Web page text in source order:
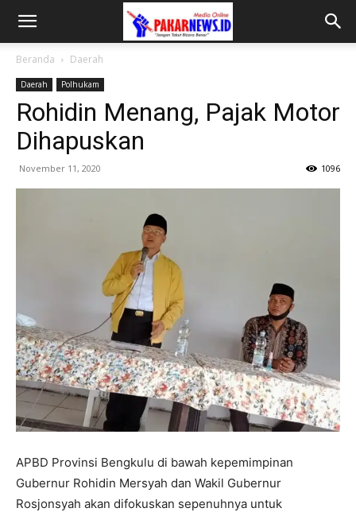
Beranda Daerah
Daerah Polhukam
Rohidin Menang, Pajak Motor
Dihapuskan
November 11, 2020 1096
APBD Provinsi Bengkulu di bawah kepemimpinan
Gubernur Rohidin Mersyah dan Wakil Gubernur
Rosjonsyah akan difokuskan sepenuhnya untuk